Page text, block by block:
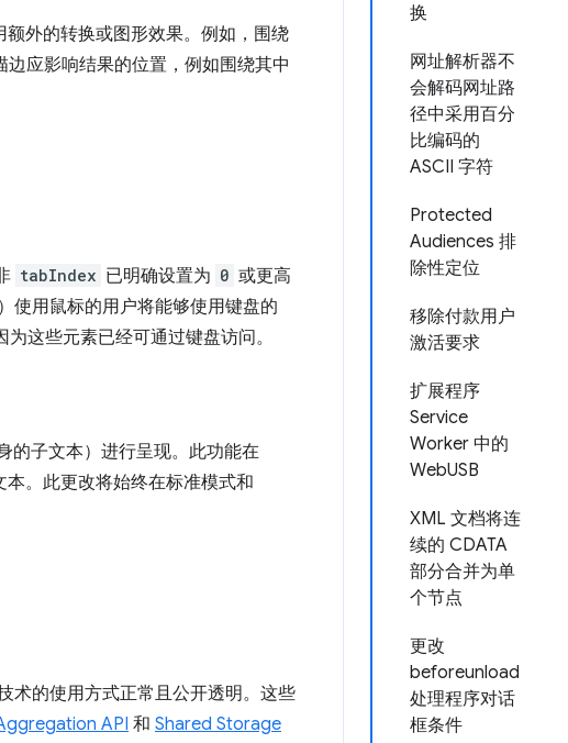
换
网址解析器不
会解码网址路
径中采用百分
比编码的
ASCII 字符
Protected
Audiences 排
除性定位
移除付款用户
激活要求
扩展程序
Service
Worker 中的
WebUSB
XML 文档将连
续的 CDATA
部分合并为单
个节点
更改
beforeunload
处理程序对话
框条件
外的转换或图形效果。例如，围绕
应影响结果的位置，例如围绕其中
tabIndex 已明确设置为 0 或更高
使用鼠标的用户将能够使用键盘的
这些元素已经可通过键盘访问。
的子文本）进行呈现。此功能在
。此更改将始终在标准模式和
术的使用方式正常且公开透明。这些
API 和 Shared Storage